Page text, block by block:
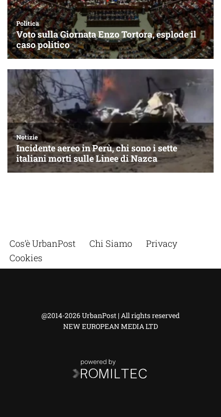
Cos’è UrbanPost Chi Siamo
Privacy
Cookies
@2014-2026 UrbanPost | All rights reserved
NEW EUROPEAN MEDIA LTD